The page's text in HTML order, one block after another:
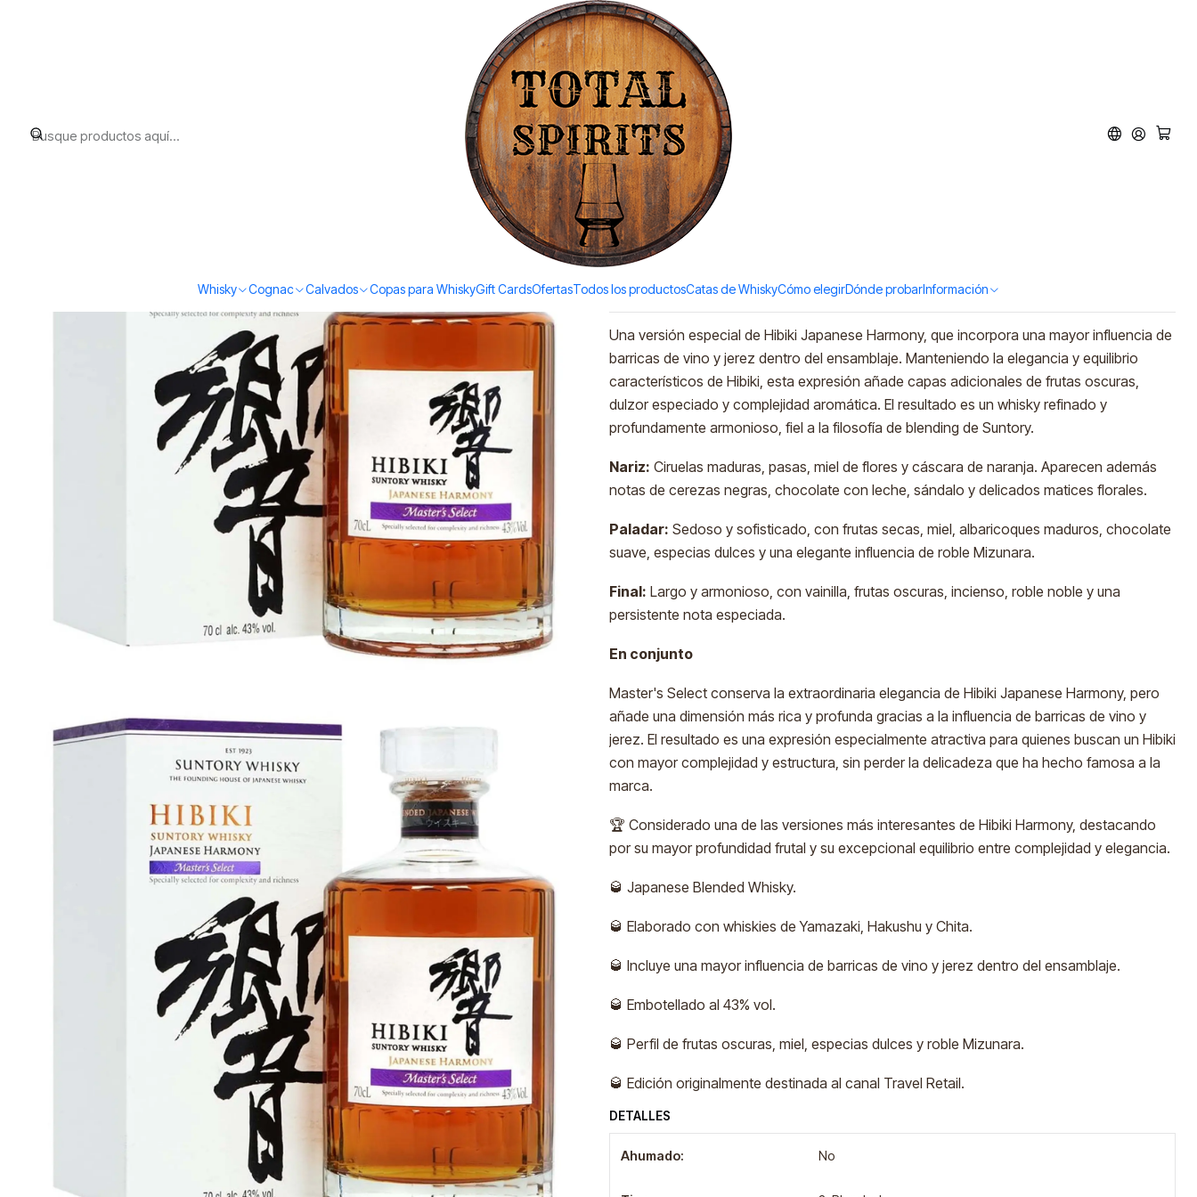
Whisky Cognac Calvados Copas para WhiskyGift CardsOfertasTodos los productosCatas de WhiskyCómo elegirDónde probarInformación
Todos los productos estan en stock. Despachamos a todo Chile.
Suntory Hibiki Japanese Harmony Master's Select (43%vol. 700ml)
|
Suntory Hibiki Japanese Harmony
Master's Select (43%vol. 700ml)
Cantidad
DESCRIPCIÓN
Una versión especial de Hibiki Japanese Harmony, que incorpora una mayor influencia de
barricas de vino y jerez dentro del ensamblaje. Manteniendo la elegancia y equilibrio
característicos de Hibiki, esta expresión añade capas adicionales de frutas oscuras,
dulzor especiado y complejidad aromática. El resultado es un whisky refinado y
profundamente armonioso, fiel a la filosofía de blending de Suntory.
Nariz: Ciruelas maduras, pasas, miel de flores y cáscara de naranja. Aparecen además
notas de cerezas negras, chocolate con leche, sándalo y delicados matices florales.
Paladar: Sedoso y sofisticado, con frutas secas, miel, albaricoques maduros, chocolate
suave, especias dulces y una elegante influencia de roble Mizunara.
Final: Largo y armonioso, con vainilla, frutas oscuras, incienso, roble noble y una
persistente nota especiada.
En conjunto
Master's Select conserva la extraordinaria elegancia de Hibiki Japanese Harmony, pero
añade una dimensión más rica y profunda gracias a la influencia de barricas de vino y
jerez. El resultado es una expresión especialmente atractiva para quienes buscan un Hibiki
con mayor complejidad y estructura, sin perder la delicadeza que ha hecho famosa a la
marca.
🏆 Considerado una de las versiones más interesantes de Hibiki Harmony, destacando
por su mayor profundidad frutal y su excepcional equilibrio entre complejidad y elegancia.
🥃 Japanese Blended Whisky.
🥃 Elaborado con whiskies de Yamazaki, Hakushu y Chita.
🥃 Incluye una mayor influencia de barricas de vino y jerez dentro del ensamblaje.
🥃 Embotellado al 43% vol.
🥃 Perfil de frutas oscuras, miel, especias dulces y roble Mizunara.
🥃 Edición originalmente destinada al canal Travel Retail.
DETALLES
Ahumado: No